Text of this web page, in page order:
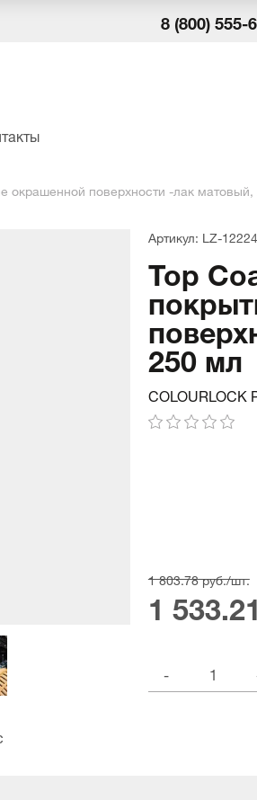
8 (800) 555-
окрашенной поверхности -лак
Артикул: LZ-12224
Top
250 мл
COLOURLOCK
1 803.78 руб./шт.
1
-